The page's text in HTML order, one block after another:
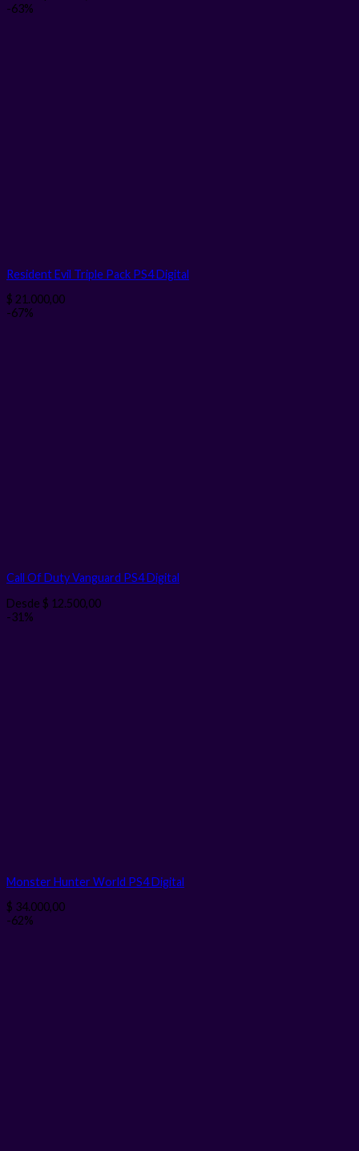
-63%
Resident Evil Triple Pack PS4Digital
$ 21.000,00
-67%
Call Of Duty Vanguard PS4Digital
Desde $ 12.500,00
-31%
Monster Hunter World PS4Digital
$ 34.000,00
-62%